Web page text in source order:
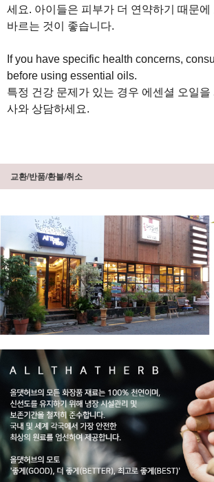
세요. 아이들은 피부가 더 연약하기 때문에
바르는 것이 좋습니다.
If you have specific health concerns,
before using essential oils.
특정 건강 문제가 있는 경우 에센셜 오일을
사와 상담하세요.
교환/반품/환불/취소